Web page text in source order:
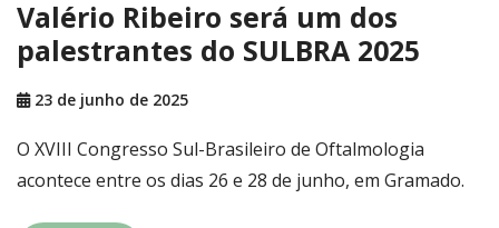
Valério Ribeiro será um dos
palestrantes do SULBRA 2025
23 de junho de 2025
O XVIII Congresso Sul-Brasileiro de Oftalmologia
acontece entre os dias 26 e 28 de junho, em Gramado.